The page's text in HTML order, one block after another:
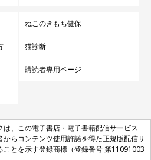
ねこのきもち健保
猫診断
購読者専用ページ
は、この電子書店・電子書籍配信サービス
からコンテンツ使用許諾を得た正規版配信サ
ことを示す登録商標（登録番号 第11091003